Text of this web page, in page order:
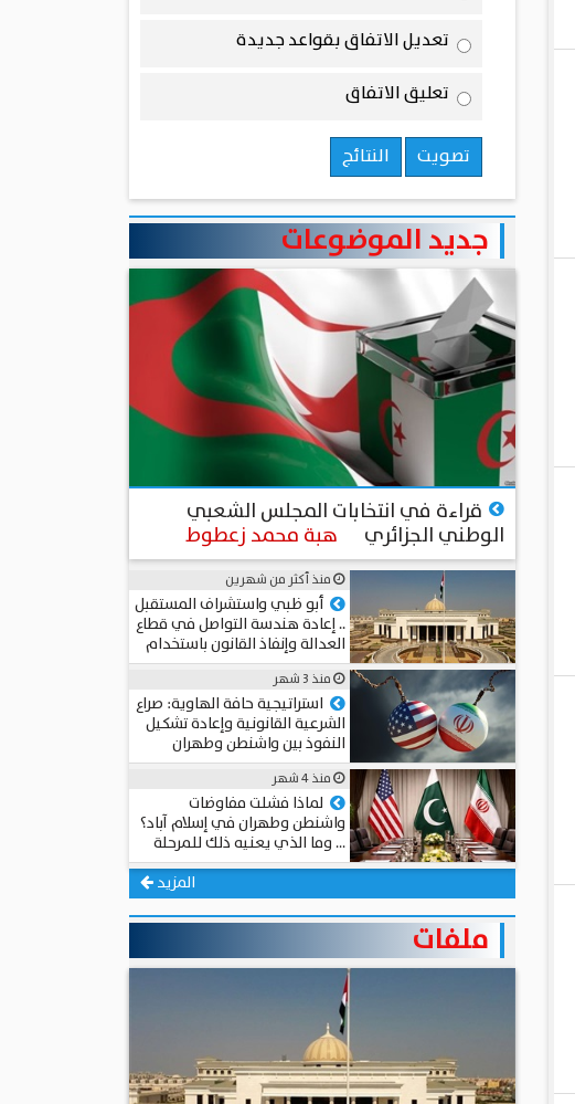
تعديل الاتفاق بقواعد جديدة
تعليق الاتفاق
تصويت النتائج
جديد الموضوعات
قراءة في انتخابات المجلس الشعبي
الوطني الجزائري هبة محمد زعطوط
منذ أكثر من شهرين
أبو ظبي واستشراف المستقبل
.. إعادة هندسة التواصل في قطاع
العدالة وإنفاذ القانون باستخدام
الذكاء الاصطناعي
المستشار د. سامي الطوخي
منذ 3 شهر
استراتيجية حافة الهاوية: صراع
الشرعية القانونية وإعادة تشكيل
النفوذ بين واشنطن وطهران
عميد د. محمد حجاب
منذ 4 شهر
لماذا فشلت مفاوضات
واشنطن وطهران في إسلام آباد؟
… وما الذي يعنيه ذلك للمرحلة
المقبلة؟
المزيد
ملفات